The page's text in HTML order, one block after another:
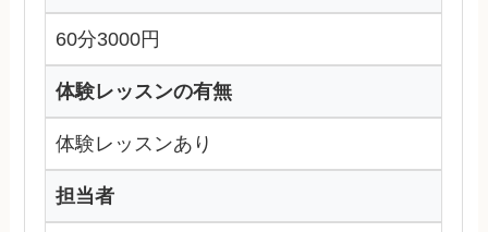
60分3000円
体験レッスンの有無
体験レッスンあり
担当者